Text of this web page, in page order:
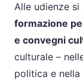
Alle udienze
formazione
e convegni
culturale –
politica e